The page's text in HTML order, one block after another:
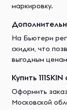
маркировку.
На Бьютери
скидки, что
выгодным
Купить
Оформить
Московской